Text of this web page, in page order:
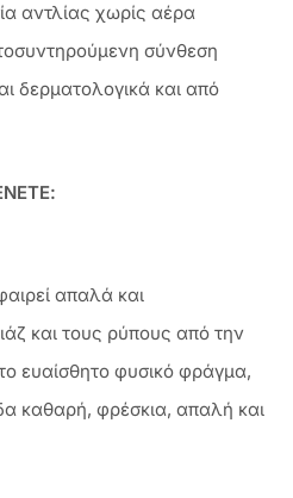
αντλίας χωρίς αέρα
σύνθεση
δερματολογικά και από
απαλά και
και τους ρύπους από την
ευαίσθητο φυσικό φράγμα,
καθαρή, φρέσκια, απαλή και